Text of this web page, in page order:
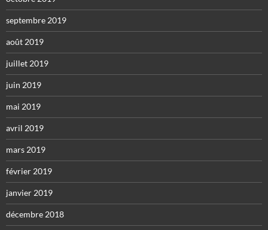
septembre 2019
août 2019
juillet 2019
juin 2019
mai 2019
avril 2019
mars 2019
février 2019
janvier 2019
décembre 2018